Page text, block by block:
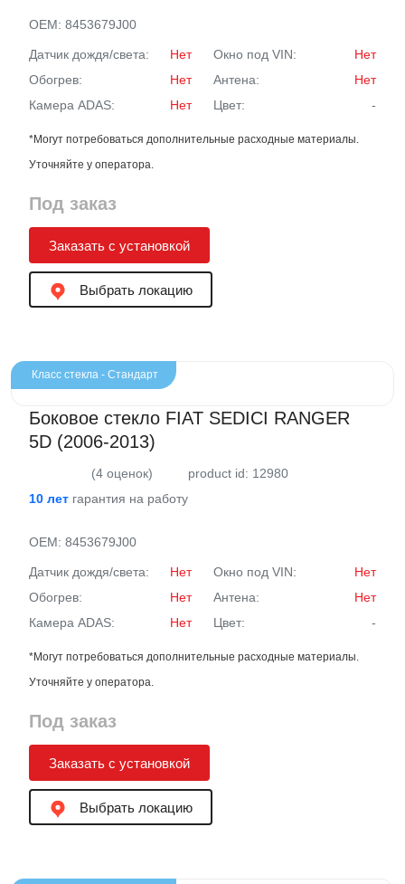
OEM: 8453679J00
Датчик дождя/света: Нет Окно под VIN:
Нет
Обогрев:
Нет Антена:
Нет
Камера ADAS:
Нет Цвет: -
*Могут потребоваться дополнительные расходные материалы.
Уточняйте у оператора.
Под заказ
Заказать с установкой
Выбрать локацию
Класс стекла - Стандарт
Боковое стекло FIAT SEDICI RANGER
5D (2006-2013)
(4 оценок)
product id: 12980
10 лет гарантия на работу
OEM: 8453679J00
Датчик дождя/света: Нет Окно под VIN:
Нет
Обогрев:
Нет Антена:
Нет
Камера ADAS:
Нет Цвет: -
*Могут потребоваться дополнительные расходные материалы.
Уточняйте у оператора.
Под заказ
Заказать с установкой
Выбрать локацию